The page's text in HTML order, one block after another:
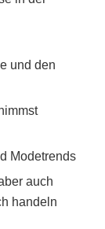
und den
Modetrends
auch
handeln